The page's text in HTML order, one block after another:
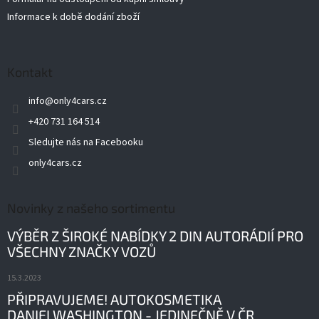
Informace k době dodání zboží
Kontakt
info@only4cars.cz
+420 731 164 514
Sledujte nás na Facebooku
only4cars.cz
Novinky z našeho sortimentu
VÝBĚR Z ŠIROKÉ NABÍDKY 2 DIN AUTORÁDIÍ PRO
VŠECHNY ZNAČKY VOZŮ
15.3.2023
PŘIPRAVUJEME! AUTOKOSMETIKA
DANIELWASHINGTON - JEDINEČNĚ V ČR